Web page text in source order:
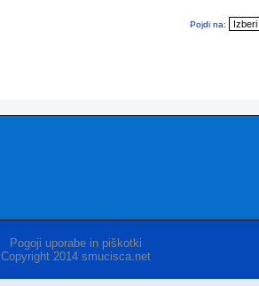
Pojdi na:
Pogoji uporabe in piškotki
Copyright 2014 smucisca.net